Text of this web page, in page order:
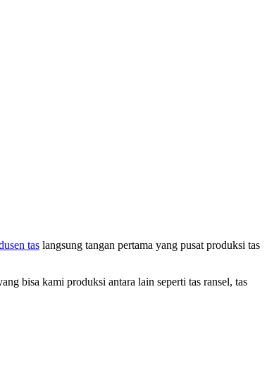
tas langsung tangan pertama yang pusat produksi tas
bisa kami produksi antara lain seperti tas ransel, tas